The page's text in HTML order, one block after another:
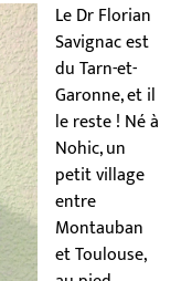
Le Dr Florian
Savignac est
du Tarn-et-
Garonne, et il
le reste ! Né à
Nohic, un
petit village
entre
Montauban
et Toulouse,